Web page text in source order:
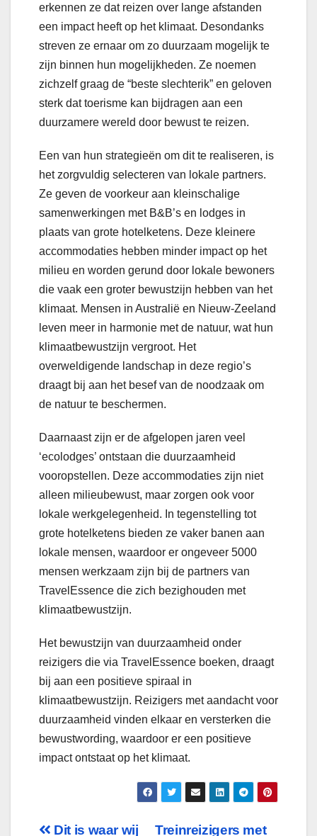
erkennen ze dat reizen over lange afstanden
een impact heeft op het klimaat. Desondanks
streven ze ernaar om zo duurzaam mogelijk te
zijn binnen hun mogelijkheden. Ze noemen
zichzelf graag de “beste slechterik” en geloven
sterk dat toerisme kan bijdragen aan een
duurzamere wereld door bewust te reizen.
Een van hun strategieën om dit te realiseren, is
het zorgvuldig selecteren van lokale partners.
Ze geven de voorkeur aan kleinschalige
samenwerkingen met B&B’s en lodges in
plaats van grote hotelketens. Deze kleinere
accommodaties hebben minder impact op het
milieu en worden gerund door lokale bewoners
die vaak een groter bewustzijn hebben van het
klimaat. Mensen in Australië en Nieuw-Zeeland
leven meer in harmonie met de natuur, wat hun
klimaatbewustzijn vergroot. Het
overweldigende landschap in deze regio’s
draagt bij aan het besef van de noodzaak om
de natuur te beschermen.
Daarnaast zijn er de afgelopen jaren veel
‘ecolodges’ ontstaan die duurzaamheid
vooropstellen. Deze accommodaties zijn niet
alleen milieubewust, maar zorgen ook voor
lokale werkgelegenheid. In tegenstelling tot
grote hotelketens bieden ze vaker banen aan
lokale mensen, waardoor er ongeveer 5000
mensen werkzaam zijn bij de partners van
TravelEssence die zich bezighouden met
klimaatbewustzijn.
Het bewustzijn van duurzaamheid onder
reizigers die via TravelEssence boeken, draagt
bij aan een positieve spiraal in
klimaatbewustzijn. Reizigers met aandacht voor
duurzaamheid vinden elkaar en versterken die
bewustwording, waardoor er een positieve
impact ontstaat op het klimaat.
Treinreizigers met
Dit is waar wij